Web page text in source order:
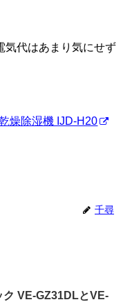
気代はあまり気にせず
燥除湿機 IJD-H20
千尋
ク VE-GZ31DLとVE-